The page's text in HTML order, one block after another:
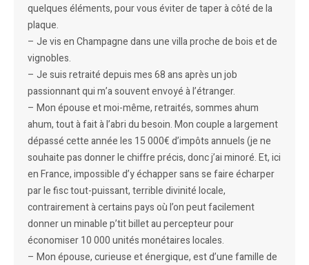
quelques éléments, pour vous éviter de taper à côté de la
plaque.
– Je vis en Champagne dans une villa proche de bois et de
vignobles.
– Je suis retraité depuis mes 68 ans après un job
passionnant qui m’a souvent envoyé à l’étranger.
– Mon épouse et moi-même, retraités, sommes ahum
ahum, tout à fait à l’abri du besoin. Mon couple a largement
dépassé cette année les 15 000€ d’impôts annuels (je ne
souhaite pas donner le chiffre précis, donc j’ai minoré. Et, ici
en France, impossible d’y échapper sans se faire écharper
par le fisc tout-puissant, terrible divinité locale,
contrairement à certains pays où l’on peut facilement
donner un minable p’tit billet au percepteur pour
économiser 10 000 unités monétaires locales.
– Mon épouse, curieuse et énergique, est d’une famille de